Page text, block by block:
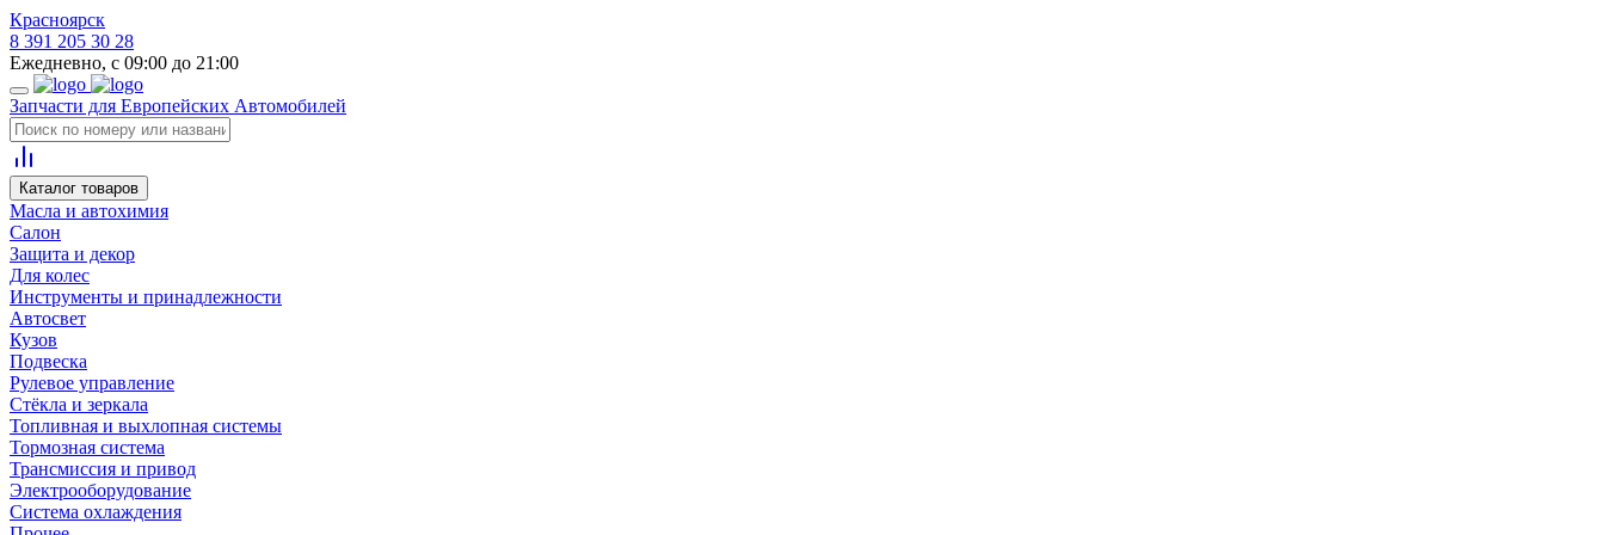
Красноярск
8 391 205 30 28
Ежедневно, с 09:00 до 21:00
Запчасти для Европейских Автомобилей
Каталог товаров
Масла и автохимия
Салон
Защита и декор
Для колес
Инструменты и принадлежности
Автосвет
Кузов
Подвеска
Рулевое управление
Стёкла и зеркала
Топливная и выхлопная системы
Тормозная система
Трансмиссия и привод
Электрооборудование
Система охлаждения